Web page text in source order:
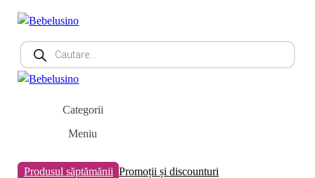
Products
search
Categorii
Meniu
Produsul săptămănii Promoții și discounturi